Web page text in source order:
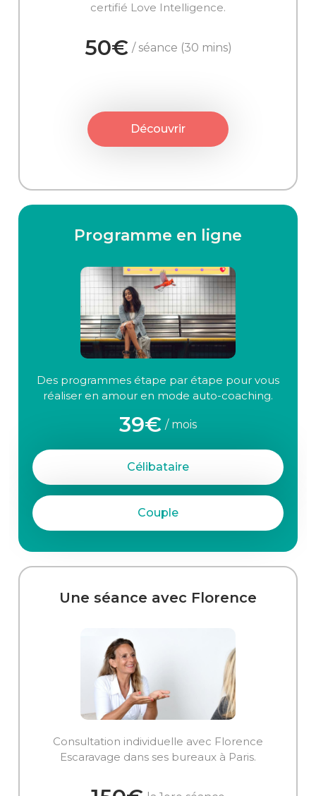
certifié Love Intelligence.
50€ / séance (30 mins)
Découvrir
Programme en ligne
Des programmes étape par étape pour vous
réaliser en amour en mode auto-coaching.
39€ / mois
Célibataire
Couple
Une séance avec Florence
Consultation individuelle avec Florence
Escaravage dans ses bureaux à Paris.